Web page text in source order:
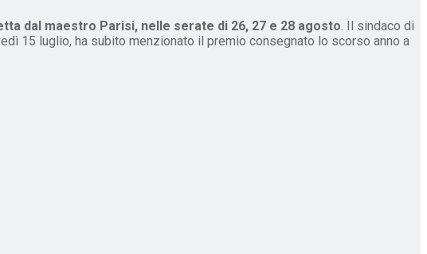
dal maestro Parisi, nelle serate di 26, 27 e 28 agosto. Il sindaco di
15 luglio, ha subito menzionato il premio consegnato lo scorso anno a